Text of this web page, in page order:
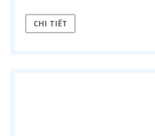
CHI TIẾT